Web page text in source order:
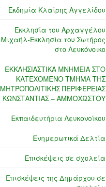
Εκδημία Κλαίρης Αγγελίδου
Εκκλησία του Αρχαγγέλου
Μιχαήλ-Εκκλησία του Σωτήρος
στο Λευκόνοικο
ΕΚΚΛΗΣΙΑΣΤΙΚΑ ΜΝΗΜΕΙΑ ΣΤΟ
ΚΑΤΕΧΟΜΕΝΟ ΤΜΗΜΑ ΤΗΣ
ΜΗΤΡΟΠΟΛΙΤΙΚΗΣ ΠΕΡΙΦΕΡΕΙΑΣ
ΚΩΝΣΤΑΝΤΙΑΣ – ΑΜΜΟΧΩΣΤΟΥ
Εκπαιδευτήρια Λευκονοίκου
Ενημερωτικά Δελτία
Επισκέψεις σε σχολεία
Επισκέψεις της Δημάρχου σε